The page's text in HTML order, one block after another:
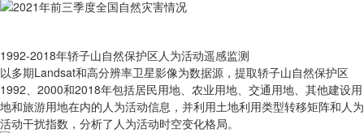
1992-2018年轿子山自然保护区人为活动遥感监测
以多期Landsat和高分辨率卫星影像为数据源，提取轿子山自然保护区
1992、2000和2018年包括居民用地、农业用地、交通用地、其他建设用
地和旅游用地在内的人为活动信息，并利用土地利用类型转移矩阵和人为
活动干扰指数，分析了人为活动时空变化格局。